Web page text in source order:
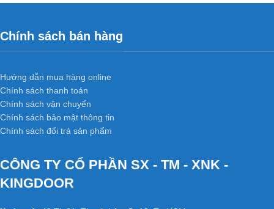
Chính sách bán hàng
Hướng dẫn mua hàng online
Chính sách thanh toán
Chính sách vận chuyển
Chính sách bảo mật thông tin
Chính sách đổi trả sản phẩm
CÔNG TY CỔ PHẦN SX - TM - XNK -
KINGDOOR